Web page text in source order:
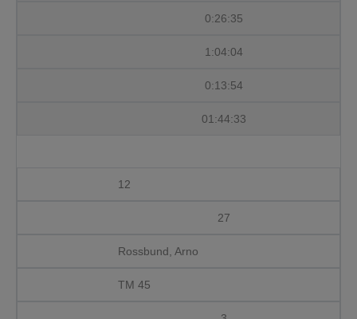
0:26:35
1:04:04
0:13:54
01:44:33
12
27
Rossbund, Arno
TM 45